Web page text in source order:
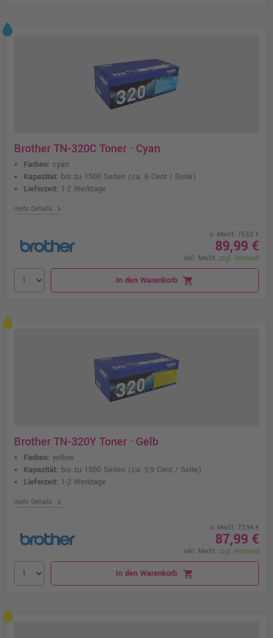
Brother TN-320C Toner · Cyan
Farben: cyan
Kapazität: bis zu 1500 Seiten (ca. 6 Cent / Seite)
Lieferzeit: 1-2 Werktage
mehr Details chevron_right
o. MwSt. 75,62 €
89,99 €
inkl. MwSt. zzgl. Versand
In den Warenkorb shopping_cart
Brother TN-320Y Toner · Gelb
Farben: yellow
Kapazität: bis zu 1500 Seiten (ca. 5,9 Cent / Seite)
Lieferzeit: 1-2 Werktage
mehr Details chevron_right
o. MwSt. 73,94 €
87,99 €
inkl. MwSt. zzgl. Versand
In den Warenkorb shopping_cart